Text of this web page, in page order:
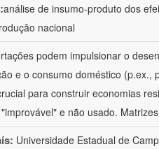
análise de insumo-produto dos
nacional
podem impulsionar o
e o consumo doméstico
para construir economias
e não usado.
Universidade Estadual de